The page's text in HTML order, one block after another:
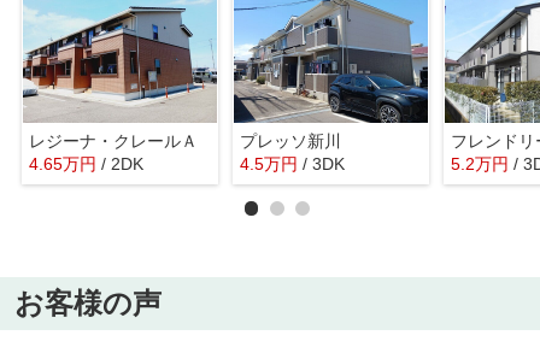
レジーナ・クレールＡ
4.65万円 / 2DK
プレッソ新川
4.5万円 / 3DK 5.2万円 /
お客様の声